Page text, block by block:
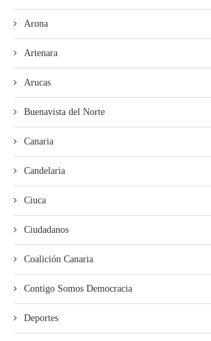
Arona
Artenara
Arucas
Buenavista del Norte
Canaria
Candelaria
Ciuca
Ciudadanos
Coalición Canaria
Contigo Somos Democracia
Deportes